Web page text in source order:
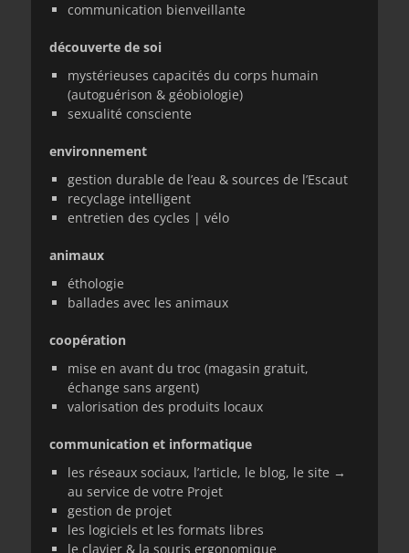
communication bienveillante
découverte de soi
mystérieuses capacités du corps humain
(autoguérison & géobiologie)
sexualité consciente
environnement
gestion durable de l’eau & sources de l’Escaut
recyclage intelligent
entretien des cycles | vélo
animaux
éthologie
ballades avec les animaux
coopération
mise en avant du troc (magasin gratuit,
échange sans argent)
valorisation des produits locaux
communication et informatique
les réseaux sociaux, l’article, le blog, le site →
au service de votre Projet
gestion de projet
les logiciels et les formats libres
le clavier & la souris ergonomique